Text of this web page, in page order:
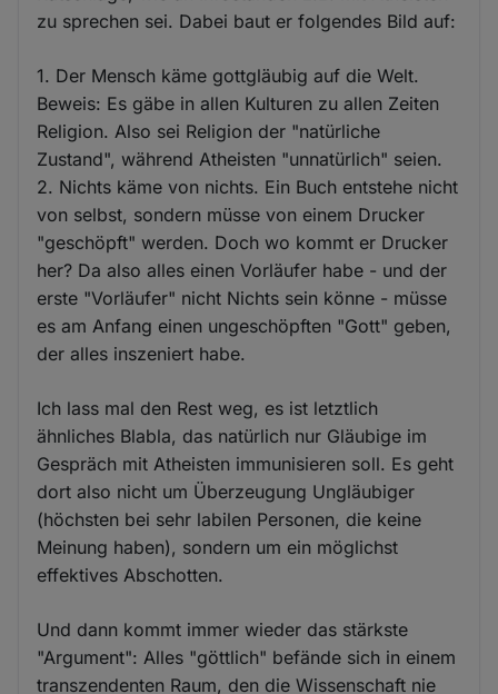
zu sprechen sei. Dabei baut er folgendes Bild auf:
1. Der Mensch käme gottgläubig auf die Welt.
Beweis: Es gäbe in allen Kulturen zu allen Zeiten
Religion. Also sei Religion der "natürliche
Zustand", während Atheisten "unnatürlich" seien.
2. Nichts käme von nichts. Ein Buch entstehe nicht
von selbst, sondern müsse von einem Drucker
"geschöpft" werden. Doch wo kommt er Drucker
her? Da also alles einen Vorläufer habe - und der
erste "Vorläufer" nicht Nichts sein könne - müsse
es am Anfang einen ungeschöpften "Gott" geben,
der alles inszeniert habe.
Ich lass mal den Rest weg, es ist letztlich
ähnliches Blabla, das natürlich nur Gläubige im
Gespräch mit Atheisten immunisieren soll. Es geht
dort also nicht um Überzeugung Ungläubiger
(höchsten bei sehr labilen Personen, die keine
Meinung haben), sondern um ein möglichst
effektives Abschotten.
Und dann kommt immer wieder das stärkste
"Argument": Alles "göttlich" befände sich in einem
transzendenten Raum, den die Wissenschaft nie